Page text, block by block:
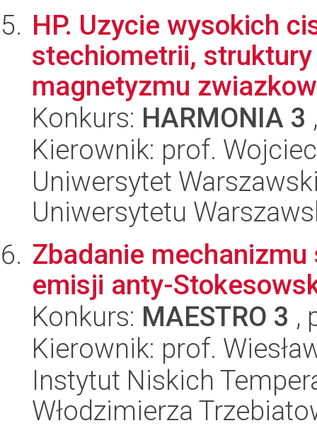
HP. Uzycie wysokich
stechiometrii,
magnetyzmu
Konkurs: HARMONIA 3
Kierownik: prof.
Uniwersytet
Uniwersytetu
Zbadanie
emisji anty-
Konkurs: MAESTRO 3 ,
Kierownik: prof.
Instytut Niskich
Włodzimierza